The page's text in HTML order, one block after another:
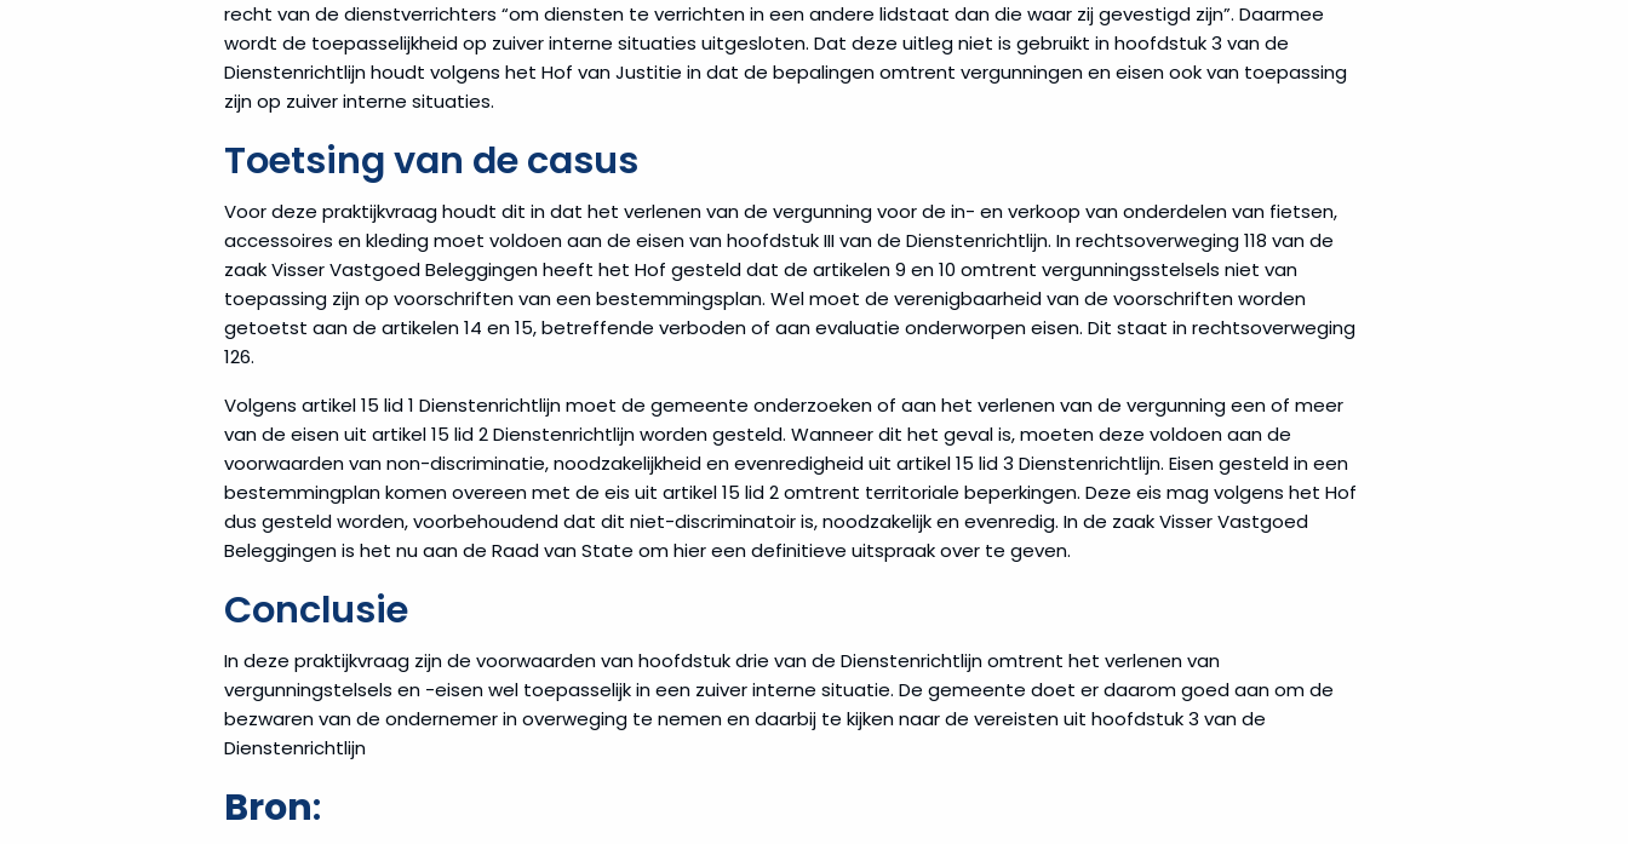
recht van de dienstverrichters “om diensten te verrichten in een andere lidstaat dan die waar zij gevestigd zijn”. Daarmee
wordt de toepasselijkheid op zuiver interne situaties uitgesloten. Dat deze uitleg niet is gebruikt in hoofdstuk 3 van de
Dienstenrichtlijn houdt volgens het Hof van Justitie in dat de bepalingen omtrent vergunningen en eisen ook van toepassing
zijn op zuiver interne situaties.
Toetsing van de casus
Voor deze praktijkvraag houdt dit in dat het verlenen van de vergunning voor de in- en verkoop van onderdelen van fietsen,
accessoires en kleding moet voldoen aan de eisen van hoofdstuk III van de Dienstenrichtlijn. In rechtsoverweging 118 van de
zaak Visser Vastgoed Beleggingen heeft het Hof gesteld dat de artikelen 9 en 10 omtrent vergunningsstelsels niet van
toepassing zijn op voorschriften van een bestemmingsplan. Wel moet de verenigbaarheid van de voorschriften worden
getoetst aan de artikelen 14 en 15, betreffende verboden of aan evaluatie onderworpen eisen. Dit staat in rechtsoverweging
126.
Volgens artikel 15 lid 1 Dienstenrichtlijn moet de gemeente onderzoeken of aan het verlenen van de vergunning een of meer
van de eisen uit artikel 15 lid 2 Dienstenrichtlijn worden gesteld. Wanneer dit het geval is, moeten deze voldoen aan de
voorwaarden van non-discriminatie, noodzakelijkheid en evenredigheid uit artikel 15 lid 3 Dienstenrichtlijn. Eisen gesteld in een
bestemmingplan komen overeen met de eis uit artikel 15 lid 2 omtrent territoriale beperkingen. Deze eis mag volgens het Hof
dus gesteld worden, voorbehoudend dat dit niet-discriminatoir is, noodzakelijk en evenredig. In de zaak Visser Vastgoed
Beleggingen is het nu aan de Raad van State om hier een definitieve uitspraak over te geven.
Conclusie
In deze praktijkvraag zijn de voorwaarden van hoofdstuk drie van de Dienstenrichtlijn omtrent het verlenen van
vergunningstelsels en -eisen wel toepasselijk in een zuiver interne situatie. De gemeente doet er daarom goed aan om de
bezwaren van de ondernemer in overweging te nemen en daarbij te kijken naar de vereisten uit hoofdstuk 3 van de
Dienstenrichtlijn
Bron: